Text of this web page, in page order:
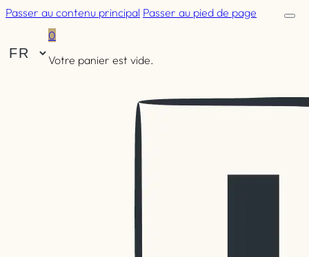
Passer au contenu principal Passer au pied de page
0
Votre panier est vide.